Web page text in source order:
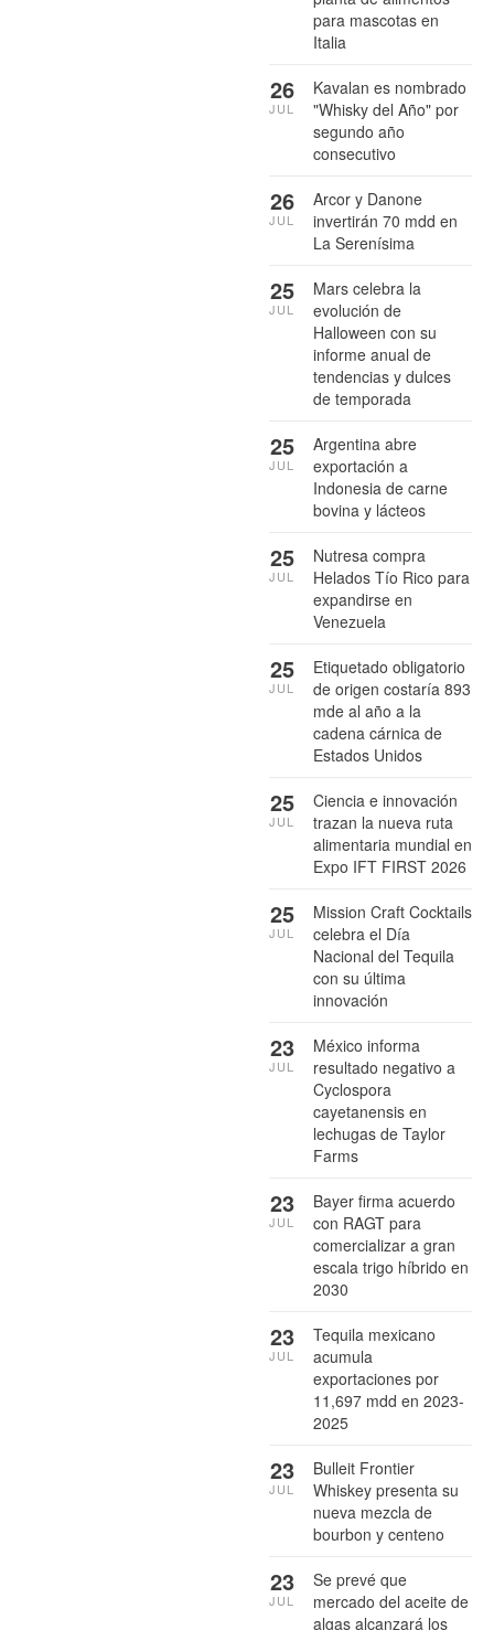
para mascotas en
Italia
Kavalan es nombrado
"Whisky del Año" por
segundo año
consecutivo
26
JUL
Arcor y Danone
invertirán 70 mdd en
La Serenísima
26
JUL
Mars celebra la
evolución de
Halloween con su
informe anual de
tendencias y dulces
de temporada
25
JUL
Argentina abre
exportación a
Indonesia de carne
bovina y lácteos
25
JUL
Nutresa compra
Helados Tío Rico para
expandirse en
Venezuela
25
JUL
Etiquetado obligatorio
de origen costaría 893
mde al año a la
cadena cárnica de
Estados Unidos
25
JUL
Ciencia e innovación
trazan la nueva ruta
alimentaria mundial en
Expo IFT FIRST 2026
25
JUL
Mission Craft Cocktails
celebra el Día
Nacional del Tequila
con su última
innovación
25
JUL
México informa
resultado negativo a
Cyclospora
cayetanensis en
lechugas de Taylor
Farms
23
JUL
Bayer firma acuerdo
con RAGT para
comercializar a gran
escala trigo híbrido en
2030
23
JUL
Tequila mexicano
acumula
exportaciones por
11,697 mdd en 2023-
2025
23
JUL
Bulleit Frontier
Whiskey presenta su
nueva mezcla de
bourbon y centeno
23
JUL
Se prevé que
mercado del aceite de
algas alcanzará los
23
JUL